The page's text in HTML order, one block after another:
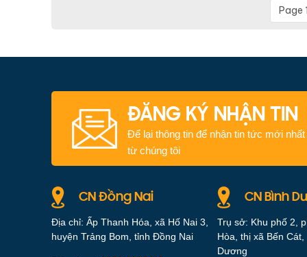
Page
ĐĂNG KÝ NHẬN TIN
Để lại thông tin để nhận tin tức mới nhất
từ chúng tôi
CN Đồng Nai
Địa chỉ: Ấp Thanh Hóa, xã Hố Nai 3,
huyện Trảng Bom, tỉnh Đồng Nai
CN Bình
Trụ sở: Khu phố 2,
Hòa, thị xã Bến
Dương